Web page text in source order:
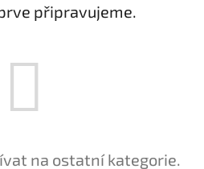
připravujeme.
na ostatní kategorie.